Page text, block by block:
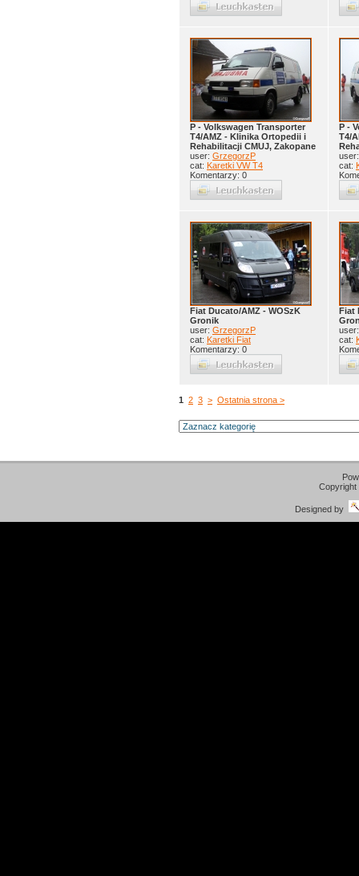
P - Volkswagen Transporter
T4/AMZ - Klinika Ortopedii i
Rehabilitacji CMUJ, Zakopane
user: GrzegorzP
cat: Karetki VW T4
Komentarzy: 0
P -
T4/
cat:
Fiat Ducato/AMZ - WOSzK
Gronik
user: GrzegorzP
cat: Karetki Fiat
Komentarzy: 0
Fiat
cat:
1 2 3 > Ostatnia strona >
Designed by